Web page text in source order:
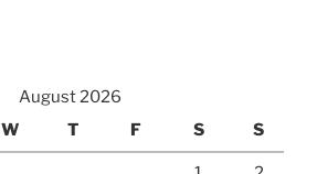
August 2026
W T F S S